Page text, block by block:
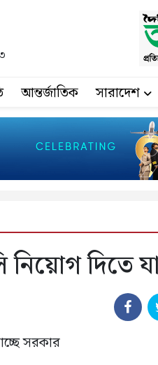
আন্তর্জাতিক সারাদেশ
দিতে